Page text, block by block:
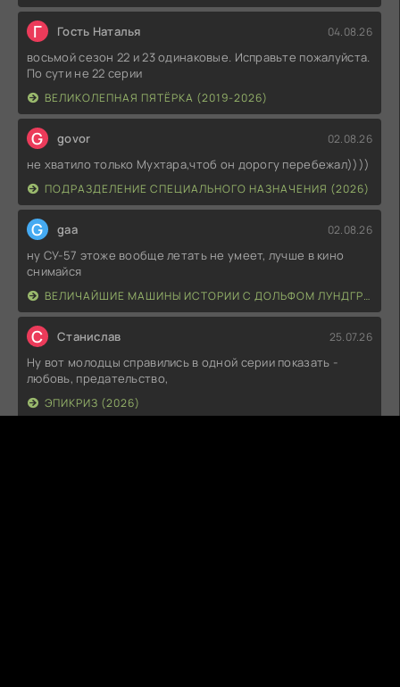
Г Гость Наталья 04.08.26
восьмой сезон 22 и 23 одинаковые. Исправьте пожалуйста.
По сути не 22 серии
ВЕЛИКОЛЕПНАЯ ПЯТЁРКА (2019-2026)
G govor 02.08.26
не хватило только Мухтара,чтоб он дорогу перебежал))))
ПОДРАЗДЕЛЕНИЕ СПЕЦИАЛЬНОГО НАЗНАЧЕНИЯ (2026)
G gaa 02.08.26
ну СУ-57 этоже вообще летать не умеет, лучше в кино
снимайся
ВЕЛИЧАЙШИЕ МАШИНЫ ИСТОРИИ С ДОЛЬФОМ ЛУНДГРЕНОМ (2026)
С Станислав 25.07.26
Ну вот молодцы справились в одной серии показать -
любовь, предательство,
ЭПИКРИЗ (2026)